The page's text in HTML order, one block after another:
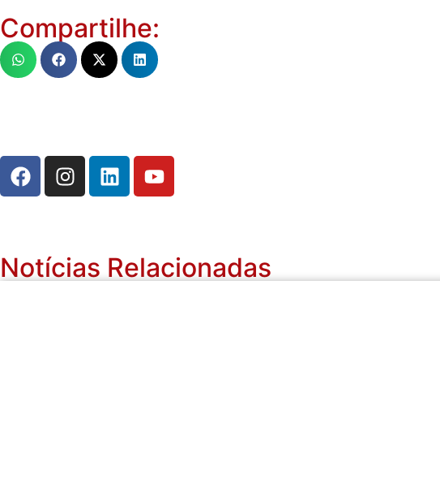
Compartilhe:
Notícias Relacionadas